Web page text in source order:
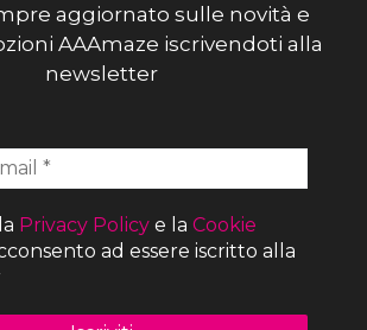
aggiornato sulle novità e
AAAmaze iscrivendoti alla
newsletter
Privacy Policy e la Cookie
ad essere iscritto alla